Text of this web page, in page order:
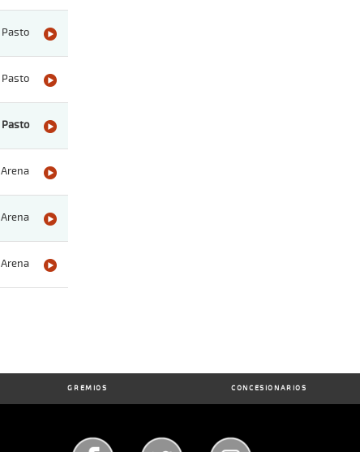
Pasto
Pasto
Pasto
Arena
Arena
Arena
GREMIOS CONCESIONARIOS